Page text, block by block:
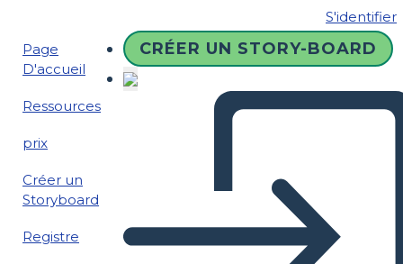
S'identifier
Page
D'accueil
Ressources
prix
Créer un
Storyboard
Registre
CRÉER UN STORY-BOARD